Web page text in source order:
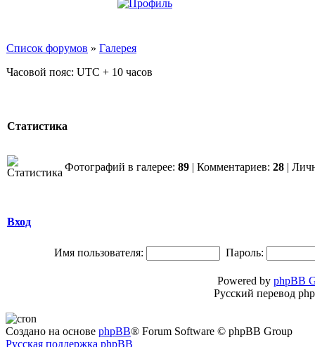
Список форумов » Галерея
Часовой пояс: UTC + 10 часов
Статистика
Фотографий в галерее: 89 | Комментариев: 28 |
Вход
Имя пользователя: Пароль:
Powered by phpBB
Русский перевод
Создано на основе phpBB® Forum Software © phpBB Group
Русская поддержка phpBB